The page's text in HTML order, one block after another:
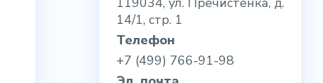
14/1, стр. 1
Телефон
+7 (499) 766-91-98